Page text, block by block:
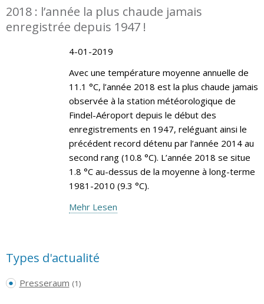
2018 : l’année la plus chaude jamais
enregistrée depuis 1947 !
4-01-2019
Avec une température moyenne annuelle de
11.1 °C, l’année 2018 est la plus chaude jamais
observée à la station météorologique de
Findel-Aéroport depuis le début des
enregistrements en 1947, reléguant ainsi le
précédent record détenu par l’année 2014 au
second rang (10.8 °C). L’année 2018 se situe
1.8 °C au-dessus de la moyenne à long-terme
1981-2010 (9.3 °C).
Mehr Lesen
Types d'actualité
Presseraum (1)